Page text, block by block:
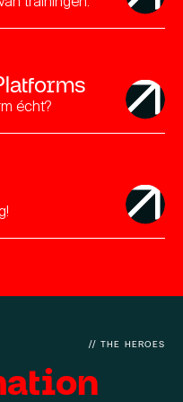
écht?
// THE HEROES